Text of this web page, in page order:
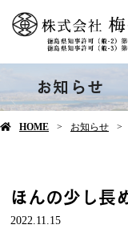
お知らせ
HOME お知らせ
ほんの少し長
2022.11.15